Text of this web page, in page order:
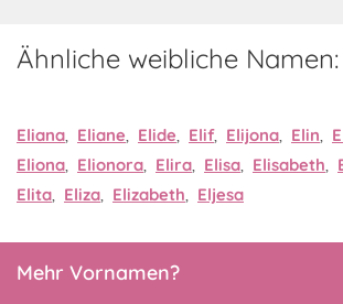
Ähnliche weibliche Namen:
Eliana, Eliane, Elide, Elif, Elijona, Elin,
Eliona, Elionora, Elira, Elisa, Elisabeth,
Elita, Eliza, Elizabeth, Eljesa
Mehr Vornamen?